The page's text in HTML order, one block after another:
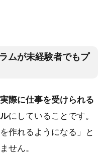
ムが未経験者でもプ
実際に仕事を受けられる
にしていることです。
作れるようになる」と
せん。